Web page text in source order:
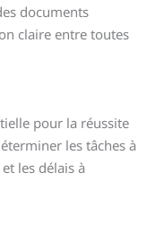
documents
claire entre toutes
pour la réussite
les tâches à
les délais à